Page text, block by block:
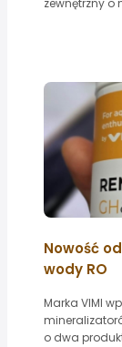
Nowość
wody RO
Marka VIMI
o dwa